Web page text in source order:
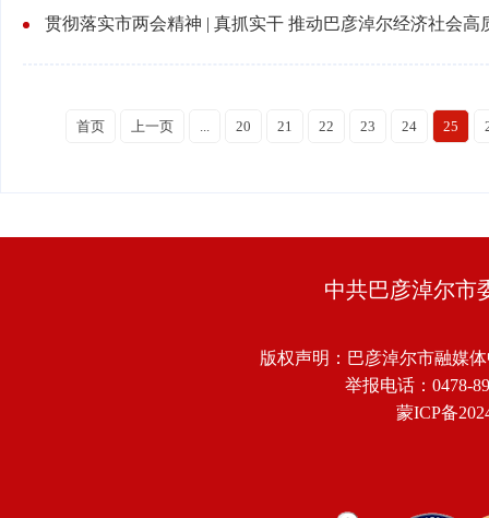
贯彻落实市两会精神 | 真抓实干 推动巴彦淖尔经济社会高
首页 上一页 ... 20 21 22 23 24 25
中共巴彦淖尔市
版权声明：巴彦淖尔市融媒
举报电话：0478-
蒙ICP备